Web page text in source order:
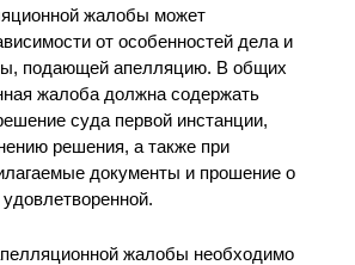
жалобы может
от особенностей дела и
подающей апелляцию. В общих
жалоба должна содержать
суда первой инстанции,
решения, а также при
документы и прошение о
жалобы необходимо